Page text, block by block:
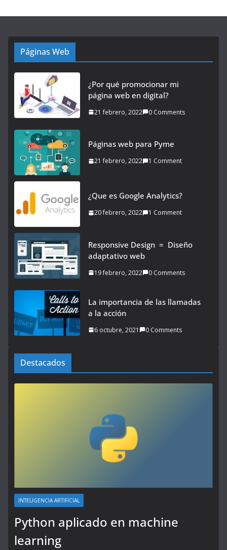
Páginas Web
¿Por qué promocionar mi
página web en digital?
21 febrero, 2022 0 Comments
Páginas web para Pyme
21 febrero, 2022 1 Comment
¿Que es Google Analytics?
20 febrero, 2022 1 Comment
Responsive Design = Diseño
adaptativo web
19 febrero, 2022 0 Comments
La importancia de las llamadas
a la acción
6 octubre, 2021 0 Comments
Destacados
INTELIGENCIA ARTIFICIAL
Python aplicado en machine
learning